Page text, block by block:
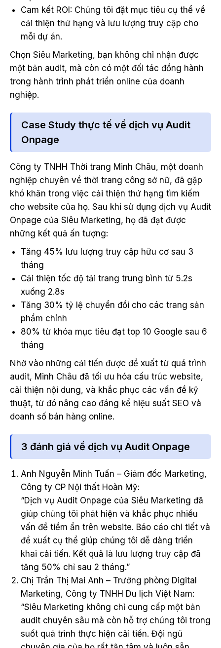
Cam kết ROI: Chúng tôi đặt mục tiêu cụ thể về
cải thiện thứ hạng và lưu lượng truy cập cho
mỗi dự án.
Chọn Siêu Marketing, bạn không chỉ nhận được
một bản audit, mà còn có một đối tác đồng hành
trong hành trình phát triển online của doanh
nghiệp.
Case Study thực tế về dịch vụ Audit
Onpage
Công ty TNHH Thời trang Minh Châu, một doanh
nghiệp chuyên về thời trang công sở nữ, đã gặp
khó khăn trong việc cải thiện thứ hạng tìm kiếm
cho website của họ. Sau khi sử dụng dịch vụ Audit
Onpage của Siêu Marketing, họ đã đạt được
những kết quả ấn tượng:
Tăng 45% lưu lượng truy cập hữu cơ sau 3
tháng
Cải thiện tốc độ tải trang trung bình từ 5.2s
xuống 2.8s
Tăng 30% tỷ lệ chuyển đổi cho các trang sản
phẩm chính
80% từ khóa mục tiêu đạt top 10 Google sau 6
tháng
Nhờ vào những cải tiến được đề xuất từ quá trình
audit, Minh Châu đã tối ưu hóa cấu trúc website,
cải thiện nội dung, và khắc phục các vấn đề kỹ
thuật, từ đó nâng cao đáng kể hiệu suất SEO và
doanh số bán hàng online.
3 đánh giá về dịch vụ Audit Onpage
Anh Nguyễn Minh Tuấn – Giám đốc Marketing,
Công ty CP Nội thất Hoàn Mỹ:
“Dịch vụ Audit Onpage của Siêu Marketing đã
giúp chúng tôi phát hiện và khắc phục nhiều
vấn đề tiềm ẩn trên website. Báo cáo chi tiết và
đề xuất cụ thể giúp chúng tôi dễ dàng triển
khai cải tiến. Kết quả là lưu lượng truy cập đã
tăng 50% chỉ sau 2 tháng.”
Chị Trần Thị Mai Anh – Trưởng phòng Digital
Marketing, Công ty TNHH Du lịch Việt Nam:
“Siêu Marketing không chỉ cung cấp một bản
audit chuyên sâu mà còn hỗ trợ chúng tôi trong
suốt quá trình thực hiện cải tiến. Đội ngũ